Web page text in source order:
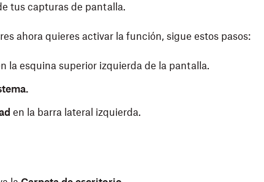
tus capturas de pantalla.
ahora quieres activar la función, sigue estos pasos:
la esquina superior izquierda de la pantalla.
en la barra lateral izquierda.